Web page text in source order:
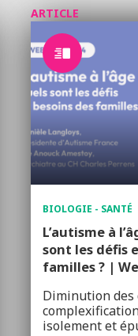
ARTICLE
BIOLOGIE - SANTÉ
L’autisme à
sont les défis
familles ? |
Diminution
isolement et